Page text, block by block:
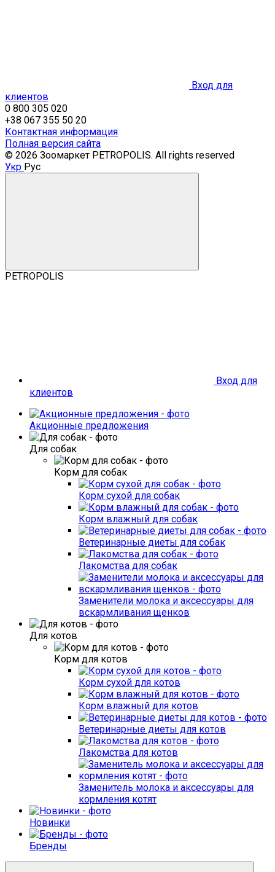
Вход для
клиентов
0 800 305 020
+38 067 355 50 20
Контактная информация
Полная версия сайта
© 2026 Зоомаркет PETROPOLIS. All rights reserved
Укр Рус
PETROPOLIS
Вход для
клиентов
Акционные предложения
Для собак
Корм для собак
Корм сухой для собак
Корм влажный для собак
Ветеринарные диеты для собак
Лакомства для собак
Заменители молока и аксессуары для
вскармливания щенков
Для котов
Корм для котов
Корм сухой для котов
Корм влажный для котов
Ветеринарные диеты для котов
Лакомства для котов
Заменитель молока и аксессуары для
кормления котят
Новинки
Бренды